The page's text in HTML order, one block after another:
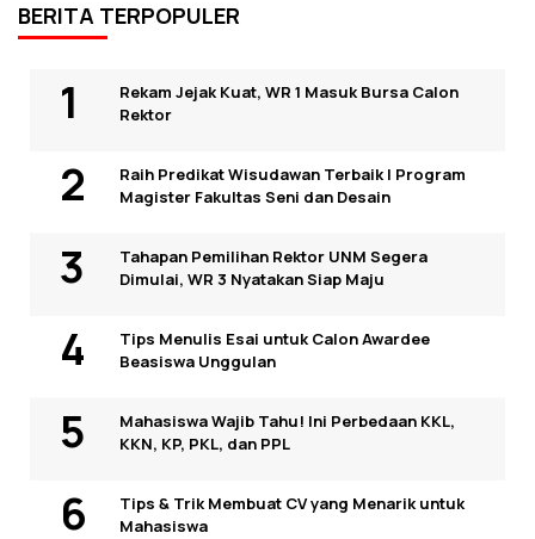
BERITA TERPOPULER
Rekam Jejak Kuat, WR 1 Masuk Bursa Calon
Rektor
Raih Predikat Wisudawan Terbaik I Program
Magister Fakultas Seni dan Desain
Tahapan Pemilihan Rektor UNM Segera
Dimulai, WR 3 Nyatakan Siap Maju
Tips Menulis Esai untuk Calon Awardee
Beasiswa Unggulan
Mahasiswa Wajib Tahu! Ini Perbedaan KKL,
KKN, KP, PKL, dan PPL
Tips & Trik Membuat CV yang Menarik untuk
Mahasiswa